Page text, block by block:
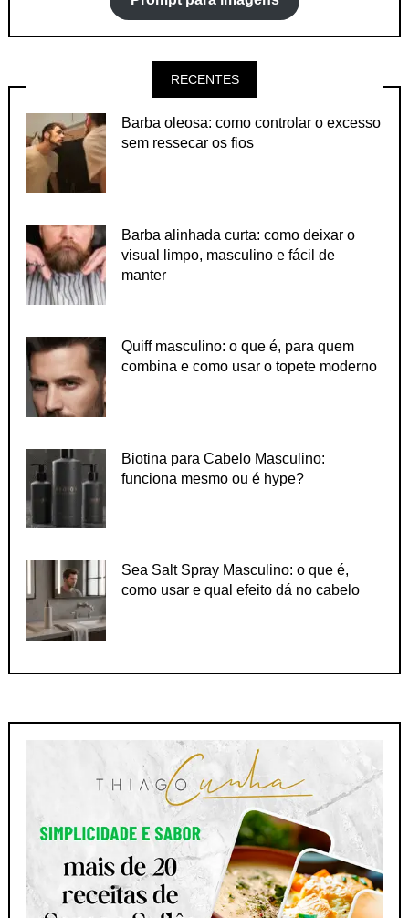
RECENTES
Barba oleosa: como controlar o excesso
sem ressecar os fios
Barba alinhada curta: como deixar o
visual limpo, masculino e fácil de
manter
Quiff masculino: o que é, para quem
combina e como usar o topete moderno
Biotina para Cabelo Masculino:
funciona mesmo ou é hype?
Sea Salt Spray Masculino: o que é,
como usar e qual efeito dá no cabelo